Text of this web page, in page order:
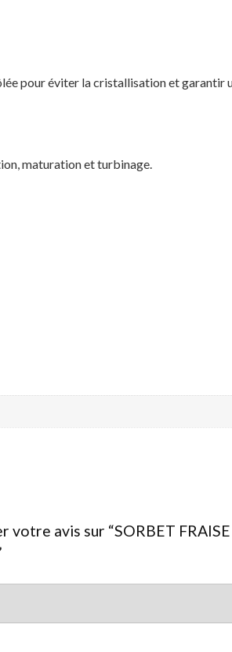
pour éviter la cristallisation et garantir
maturation et turbinage.
votre avis sur “SORBET FRAISE